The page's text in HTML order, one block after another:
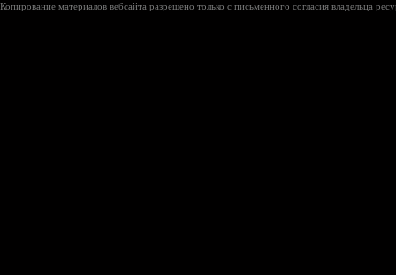
Копирование материалов вебсайта разрешено только с письменного согласия владельца